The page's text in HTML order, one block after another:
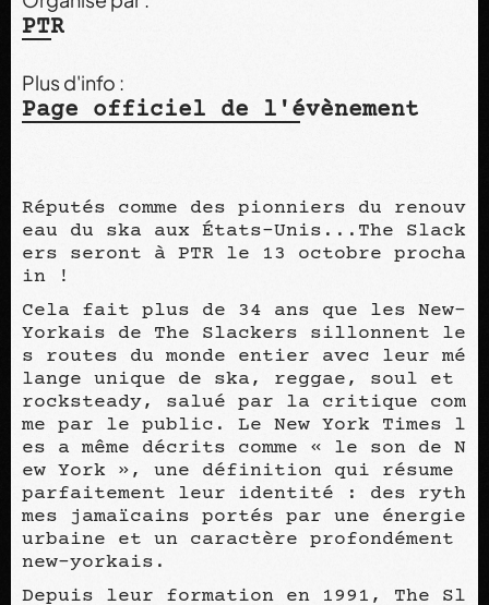
PTR
Plus d'info :
Page officiel de l'évènement
Réputés comme des pionniers du renouv
eau du ska aux États-Unis...The Slack
ers seront à PTR le 13 octobre procha
in !
Cela fait plus de 34 ans que les New-
Yorkais de The Slackers sillonnent le
s routes du monde entier avec leur mé
lange unique de ska, reggae, soul et
rocksteady, salué par la critique com
me par le public. Le New York Times l
es a même décrits comme « le son de N
ew York », une définition qui résume
parfaitement leur identité : des ryth
mes jamaïcains portés par une énergie
urbaine et un caractère profondément
new-yorkais.
Depuis leur formation en 1991, The Sl